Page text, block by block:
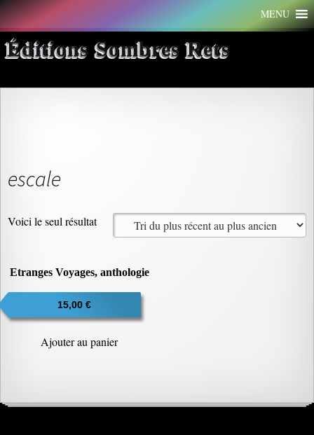
Aller
au
contenu
MENU
Éditions Sombres Rets
escale
Voici le seul résultat
Etranges Voyages, anthologie
15,00 €
Ajouter au panier